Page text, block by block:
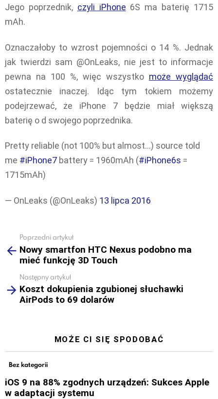
Jego poprzednik, czyli iPhone 6S ma baterię 1715
mAh.
Oznaczałoby to wzrost pojemności o 14 %. Jednak
jak twierdzi sam @OnLeaks, nie jest to informacje
pewna na 100 %, więc wszystko może wyglądać
ostatecznie inaczej. Idąc tym tokiem możemy
podejrzewać, że iPhone 7 będzie miał większą
baterię o d swojego poprzednika.
Pretty reliable (not 100% but almost…) source told
me #iPhone7 battery = 1960mAh (#iPhone6s =
1715mAh)
— OnLeaks (@OnLeaks) 13 lipca 2016
more
Poprzedni artykuł
Nowy smartfon HTC Nexus podobno ma
mieć funkcję 3D Touch
Następny artykuł
Koszt dokupienia zgubionej słuchawki
AirPods to 69 dolarów
MOŻE CI SIĘ SPODOBAĆ
Bez kategorii
iOS 9 na 88% zgodnych urządzeń: Sukces Apple
w adaptacji systemu